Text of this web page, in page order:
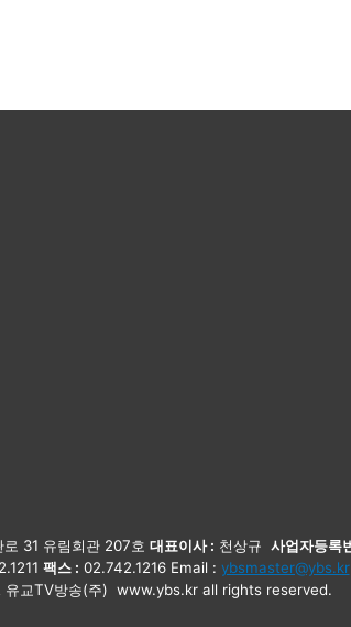
31 유림회관 207호 대표이사 : 천상규 사업자등록
팩스 : 02.742.1216 Email : ybsmaster@ybs.kr
교TV방송(주) www.ybs.kr all rights reserved.